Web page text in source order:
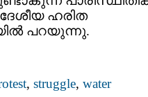
ഹരിത
പറയുന്നു.
, struggle, water